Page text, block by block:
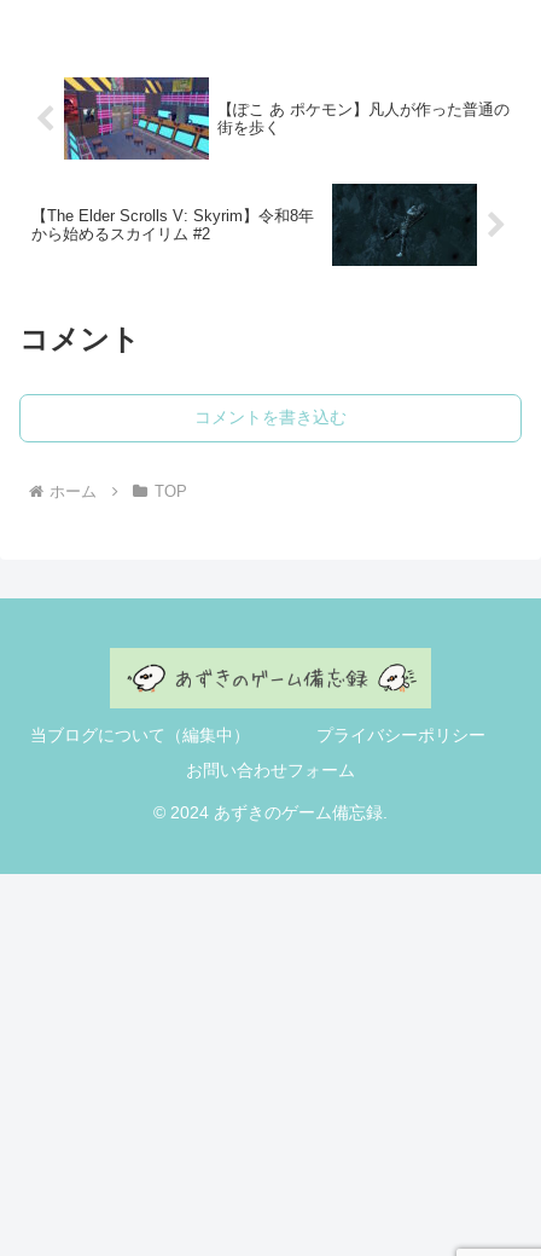
【ぽこ あ ポケモン】凡人が作った普通の
街を歩く
【The Elder Scrolls V: Skyrim】令和8年
から始めるスカイリム #2
コメント
コメントを書き込む
ホーム TOP
当ブログについて（編集中）
プライバシーポリシー
お問い合わせフォーム
© 2024 あずきのゲーム備忘録.